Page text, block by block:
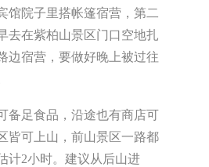
馆院子里搭帐篷宿营，第二
去在紫柏山景区门口空地扎
边宿营，要做好晚上被过往
备足食品，沿途也有商店可
皆可上山，前山景区一路都
计2小时。建议从后山进